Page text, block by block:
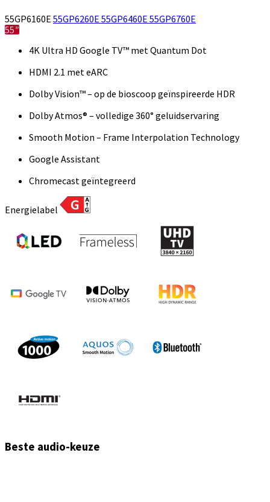
55GP6160E 55GP6260E 55GP6460E 55GP6760E
55″
4K Ultra HD Google TV™ met Quantum Dot
HDMI 2.1 met eARC
Dolby Vision™ – op de bioscoop geïnspireerde HDR
Dolby Atmos® – volledige 360° geluidservaring
Smooth Motion – Frame Interpolation Technology
Google Assistant
Chromecast geïntegreerd
Energielabel
Beste audio-keuze